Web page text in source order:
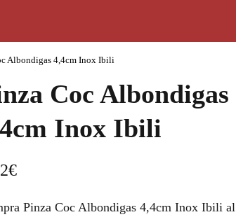
Albondigas 4,4cm Inox Ibili
Coc Albondigas
Inox Ibili
€
Pinza Coc Albondigas 4,4cm Inox Ibili al